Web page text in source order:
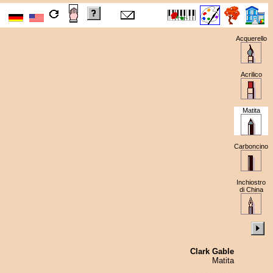
Clark Gable
Matita
Acquerello
Acrilico
Matita
Carboncino
Inchiostro
di China